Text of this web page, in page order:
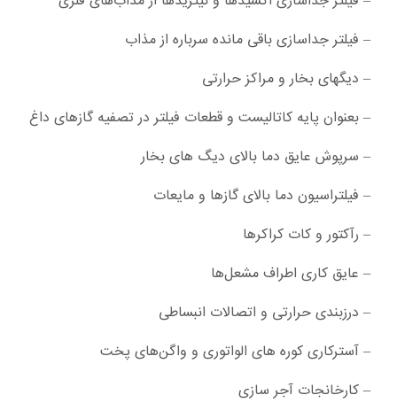
– فیلتر جداسازی باقی مانده سرباره از مذاب
– دیگهای بخار و مراکز حرارتی
– بعنوان پایه کاتالیست و قطعات فیلتر در تصفیه گازهای داغ
– سرپوش عایق دما بالای دیگ های بخار
– فیلتراسیون دما بالای گازها و مایعات
– رآکتور و کات کراکرها
– عایق کاری اطراف مشعل‌ها
– درزبندی حرارتی و اتصالات انبساطی
– آسترکاری کوره های الواتوری و واگن‌های پخت
– کارخانجات آجر سازی